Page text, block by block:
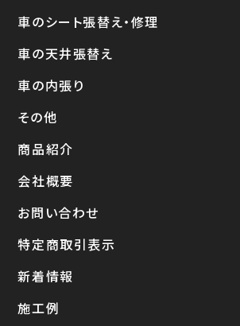
車のシート張替え・修理
車の天井張替え
車の内張り
その他
商品紹介
会社概要
お問い合わせ
特定商取引表示
新着情報
施工例